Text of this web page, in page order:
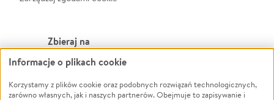
Zbieraj na
Leczenie
Zwierzęta
Powódź
Informacje o plikach cookie
Korzystamy z plików cookie oraz podobnych rozwiązań technologicznych,
zarówno własnych, jak i naszych partnerów. Obejmuje to zapisywanie i